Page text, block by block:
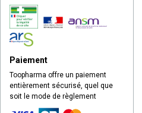
Paiement
Toopharma offre un paiement
entièrement sécurisé, quel que
soit le mode de règlement